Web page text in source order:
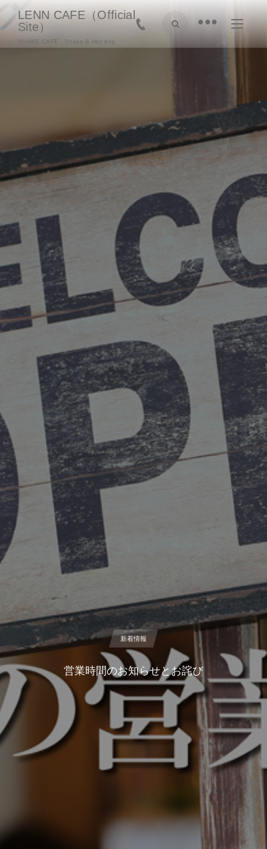
LENN CAFE（Official
Site）
SHAKE CAFE - Shake & Hot dog
•
新着情報
営業時間のお知らせとお詫び